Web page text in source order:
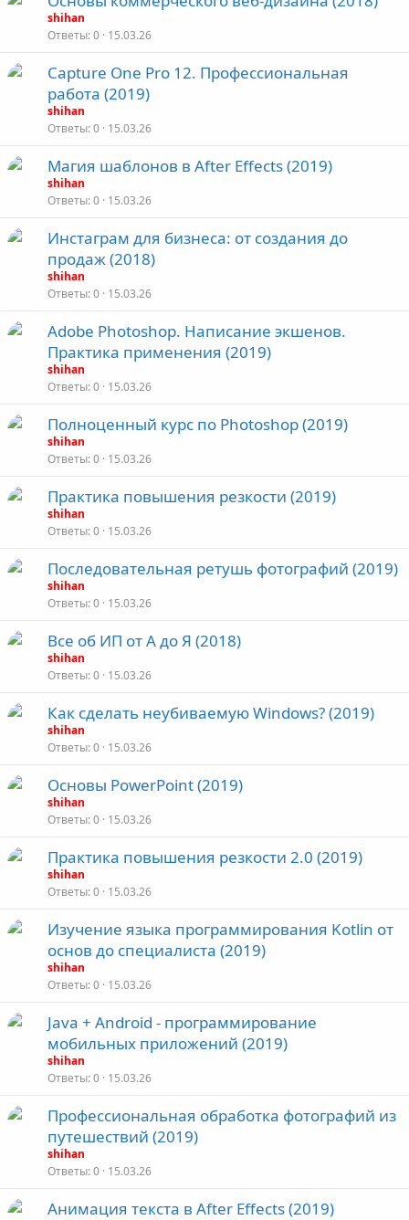
shihan
Ответы 0 15.03.26
Capture One Pro 12. Профессиональная
работа (2019)
shihan
Ответы 0 15.03.26
Магия шаблонов в After Effects (2019)
shihan
Ответы 0 15.03.26
Инстаграм для бизнеса: от создания до
продаж (2018)
shihan
Ответы 0 15.03.26
Adobe Photoshop. Написание экшенов.
Практика применения (2019)
shihan
Ответы 0 15.03.26
Полноценный курс по Photoshop (2019)
shihan
Ответы 0 15.03.26
Практика повышения резкости (2019)
shihan
Ответы 0 15.03.26
Последовательная ретушь фотографий (2019)
shihan
Ответы 0 15.03.26
Все об ИП от А до Я (2018)
shihan
Ответы 0 15.03.26
Как сделать неубиваемую Windows? (2019)
shihan
Ответы 0 15.03.26
Основы PowerPoint (2019)
shihan
Ответы 0 15.03.26
Практика повышения резкости 2.0 (2019)
shihan
Ответы 0 15.03.26
Изучение языка программирования Kotlin от
основ до специалиста (2019)
shihan
Ответы 0 15.03.26
Java + Android - программирование
мобильных приложений (2019)
shihan
Ответы 0 15.03.26
Профессиональная обработка фотографий из
путешествий (2019)
shihan
Ответы 0 15.03.26
Анимация текста в After Effects (2019)